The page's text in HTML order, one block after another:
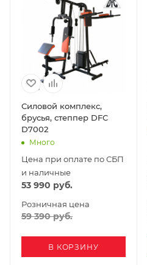
Силовой комплекс,
брусья, степпер DFC
D7002
Много
Цена при оплате по СБП
и наличные
53 990 руб.
Розничная цена
59 390руб.
В КОРЗИНУ